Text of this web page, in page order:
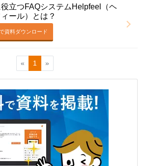
立つFAQシステムHelpfeel（ヘ
ール）とは？
資料ダウンロード
« 1 »